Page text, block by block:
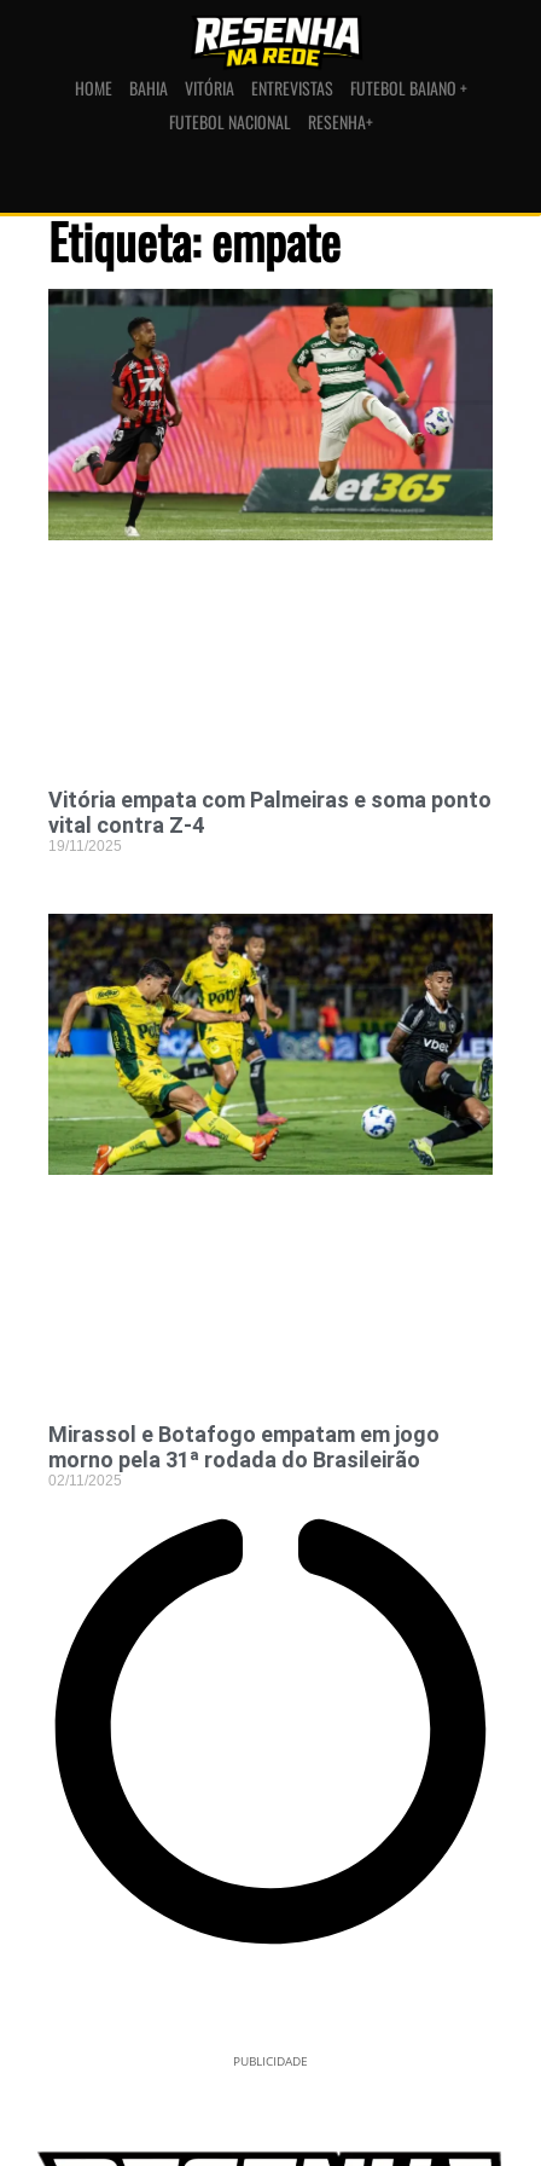
HOME BAHIA VITÓRIA ENTREVISTAS
FUTEBOL BAIANO +
FUTEBOL NACIONAL
RESENHA+
Etiqueta: empate
Vitória empata com Palmeiras e soma ponto
vital contra Z-4
19/11/2025
Mirassol e Botafogo empatam em jogo
morno pela 31ª rodada do Brasileirão
02/11/2025
PUBLICIDADE